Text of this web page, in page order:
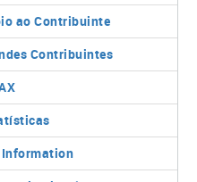
ao Contribuinte
Contribuintes
Information